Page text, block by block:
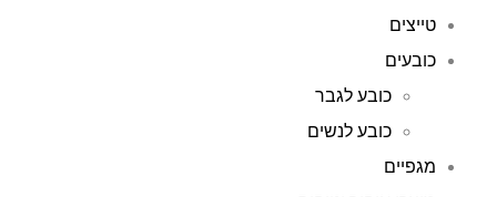
טייצים
כובעים
כובע לגבר
כובע לנשים
מגפיים